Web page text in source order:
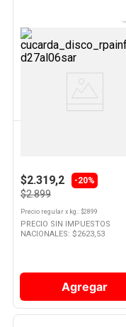
Producto
$2.319,2 -20%
$2.899
Precio regular x kg.: $2899
PRECIO SIN IMPUESTOS
NACIONALES: $2623,53
Agregar